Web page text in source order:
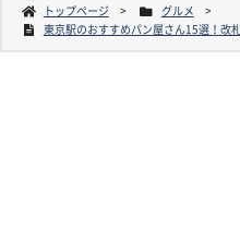
トップページ
グルメ
東京駅のおすすめパン屋さん15選！改